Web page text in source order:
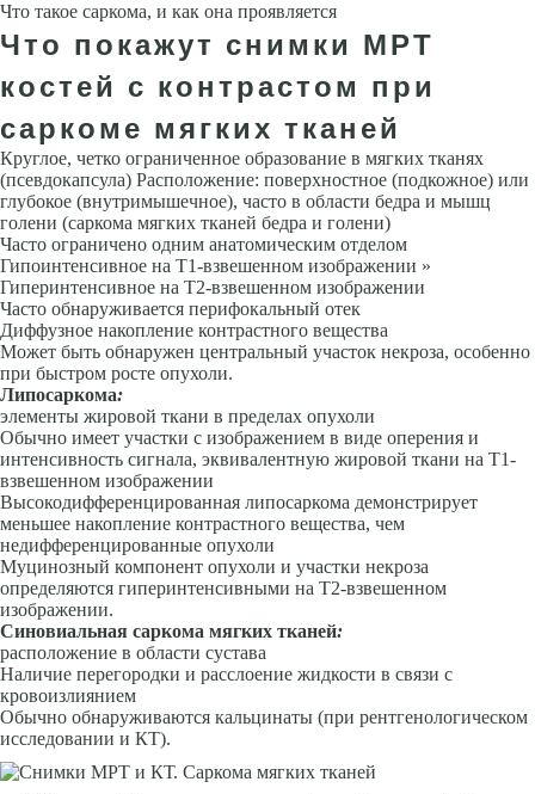
Что такое саркома, и как она проявляется
Что покажут снимки МРТ
костей с контрастом при
саркоме мягких тканей
Круглое, четко ограниченное образование в мягких тканях
(псевдокапсула) Расположение: поверхностное (подкожное) или
глубокое (внутримышечное), часто в области бедра и мышц
голени (саркома мягких тканей бедра и голени)
Часто ограничено одним анатомическим отделом
Гипоинтенсивное на Т1-взвешенном изображении »
Гиперинтенсивное на Т2-взвешенном изображении
Часто обнаруживается перифокальный отек
Диффузное накопление контрастного вещества
Может быть обнаружен центральный участок некроза, особенно
при быстром росте опухоли.
Липосаркома:
элементы жировой ткани в пределах опухоли
Обычно имеет участки с изображением в виде оперения и
интенсивность сигнала, эквивалентную жировой ткани на Т1-
взвешенном изображении
Высокодифференцированная липосаркома демонстрирует
меньшее накопление контрастного вещества, чем
недифференцированные опухоли
Муцинозный компонент опухоли и участки некроза
определяются гиперинтенсивными на Т2-взвешенном
изображении.
Синовиальная саркома мягких тканей:
расположение в области сустава
Наличие перегородки и расслоение жидкости в связи с
кровоизлиянием
Обычно обнаруживаются кальцинаты (при рентгенологическом
исследовании и КТ).